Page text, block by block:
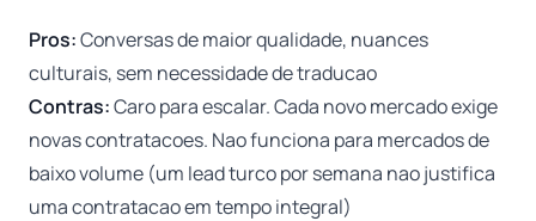
Pros:Conversas de maior qualidade, nuances
culturais, sem necessidade de traducao
Contras:Caro para escalar. Cada novo mercado exige
novas contratacoes. Nao funciona para mercados de
baixo volume (um lead turco por semana nao justifica
uma contratacao em tempo integral)